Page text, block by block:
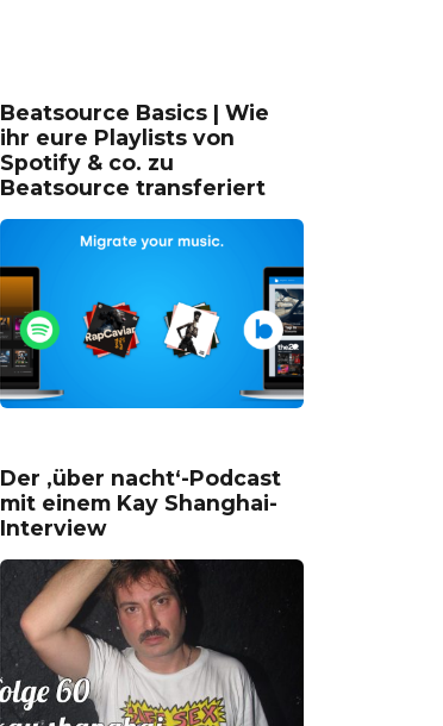
Beatsource Basics | Wie
ihr eure Playlists von
Spotify & co. zu
Beatsource transferiert
Der ‚über nacht‘-Podcast
mit einem Kay Shanghai-
Interview